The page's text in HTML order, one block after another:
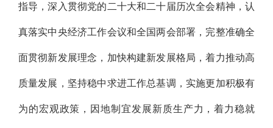
指导，深入贯彻党的二十大和二十届历次全会精神，认
真落实中央经济工作会议和全国两会部署，完整准确全
面贯彻新发展理念，加快构建新发展格局，着力推动高
质量发展，坚持稳中求进工作总基调，实施更加积极有
为的宏观政策，因地制宜发展新质生产力，着力稳就